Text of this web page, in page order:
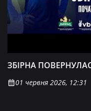
ЗБІРНА
01 червня 2026, 12:31